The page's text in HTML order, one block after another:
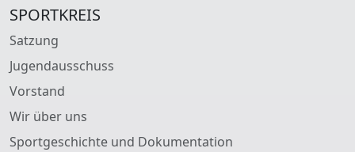
SPORTKREIS
Satzung
Jugendausschuss
Vorstand
Wir über uns
Sportgeschichte und Dokumentation